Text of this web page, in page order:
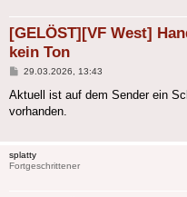
[GELÖST][VF West]
kein Ton
Beitrag
29.03.2026, 13:43
Aktuell ist auf dem Sender ein
vorhanden.
splatty
Fortgeschrittener